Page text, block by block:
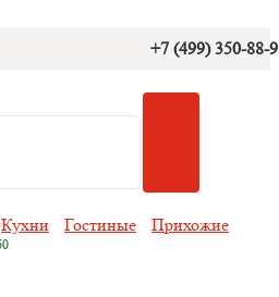
+7 (499) 350-88-
Кухни Гостиные
Прихожие